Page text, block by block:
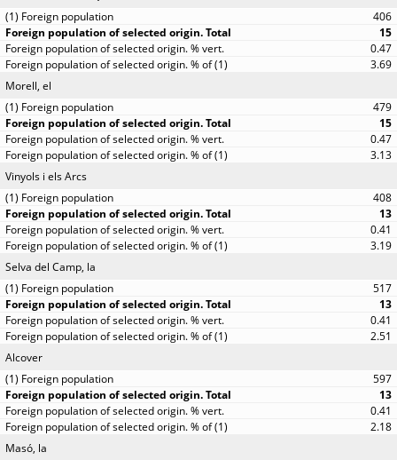
406
15
0.47
3.69
Morell, el
479
15
0.47
3.13
Vinyols i els Arcs
408
13
0.41
3.19
Selva del Camp, la
517
13
0.41
2.51
Alcover
597
13
0.41
2.18
Masó, la